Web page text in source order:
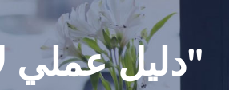
"دليل عملي